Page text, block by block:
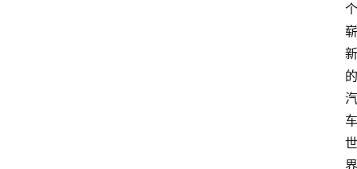
个
崭
新
的
汽
车
世
界